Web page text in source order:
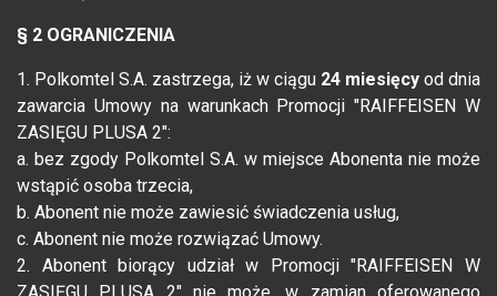
§ 2 OGRANICZENIA
1. Polkomtel S.A. zastrzega, iż w ciągu 24 miesięcy od dnia
zawarcia Umowy na warunkach Promocji "RAIFFEISEN W
ZASIĘGU PLUSA 2":
a. bez zgody Polkomtel S.A. w miejsce Abonenta nie może
wstąpić osoba trzecia,
b. Abonent nie może zawiesić świadczenia usług,
c. Abonent nie może rozwiązać Umowy.
2. Abonent biorący udział w Promocji "RAIFFEISEN W